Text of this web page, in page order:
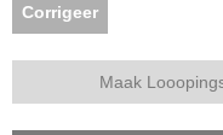
Corrigeer
Maak